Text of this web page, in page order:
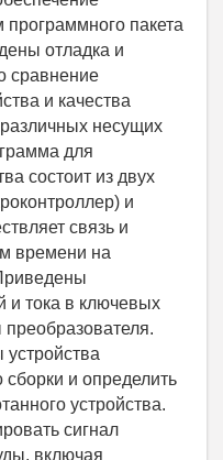
пакета
отладка и
сравнение
и качества
несущих
для
состоит из двух
и
связь и
времени на
и тока в ключевых
преобразователя.
сборки и определить
устройства.
сигнал
включая